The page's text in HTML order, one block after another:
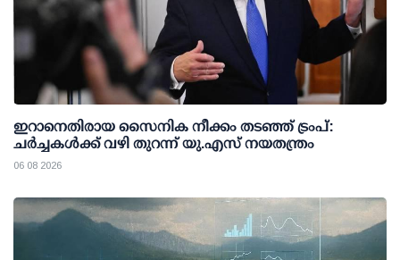
ഇറാനെതിരായ സൈനിക നീക്കം തടഞ്ഞ് ട്രംപ്:
ചര്‍ച്ചകള്‍ക്ക് വഴി തുറന്ന് യു.എസ് നയതന്ത്രം
06 08 2026